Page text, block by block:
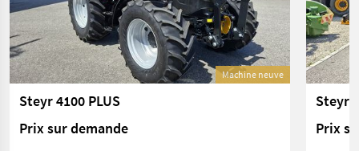
Machine neuve
Steyr 4100 PLUS
Prix sur demande
Steyr
Prix